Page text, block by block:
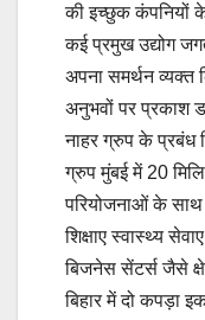
की इच्छुक कंपनियों के
कई प्रमुख उद्योग
अपना समर्थन व्यक्त
अनुभवों पर प्रकाश
नाहर ग्रुप के
ग्रुप मुंबई में 20
परियोजनाओं के
शिक्षाए स्वास्थ्य
बिजनेस सेंटर्स जैसे
बिहार में दो कपड़ा